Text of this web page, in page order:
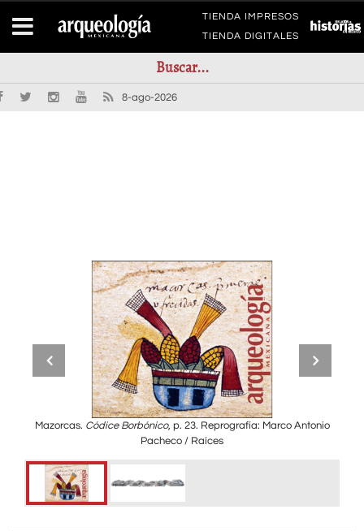
TIENDA IMPRESOS
TIENDA DIGITALES
8-ago-2026
Mazorcas. Códice Borbónico, p. 23. Reprografía: Marco Antonio
Pacheco / Raíces